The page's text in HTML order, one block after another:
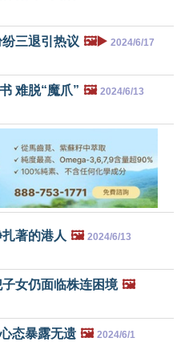
三退引热议 🖼️▶️ 2024/6/17
难脱“魔爪” 🖼️ 2024/6/13
著的港人 🖼️ 2024/6/13
女仍面临株连困境 🖼️
态暴露无遗 🖼️ 2024/6/1